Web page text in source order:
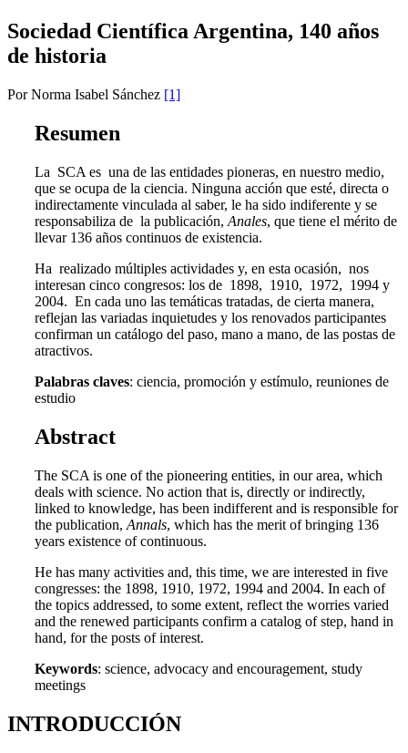
Sociedad Científica Argentina, 140 años
de historia
Por Norma Isabel Sánchez [1]
Resumen
La SCA es una de las entidades pioneras, en nuestro medio,
que se ocupa de la ciencia. Ninguna acción que esté, directa o
indirectamente vinculada al saber, le ha sido indiferente y se
responsabiliza de la publicación, Anales, que tiene el mérito de
llevar 136 años continuos de existencia.
Ha realizado múltiples actividades y, en esta ocasión, nos
interesan cinco congresos: los de 1898, 1910, 1972, 1994 y
2004. En cada uno las temáticas tratadas, de cierta manera,
reflejan las variadas inquietudes y los renovados participantes
confirman un catálogo del paso, mano a mano, de las postas de
atractivos.
Palabras claves: ciencia, promoción y estímulo, reuniones de
estudio
Abstract
The SCA is one of the pioneering entities, in our area, which
deals with science. No action that is, directly or indirectly,
linked to knowledge, has been indifferent and is responsible for
the publication, Annals, which has the merit of bringing 136
years existence of continuous.
He has many activities and, this time, we are interested in five
congresses: the 1898, 1910, 1972, 1994 and 2004. In each of
the topics addressed, to some extent, reflect the worries varied
and the renewed participants confirm a catalog of step, hand in
hand, for the posts of interest.
Keywords: science, advocacy and encouragement, study
meetings
INTRODUCCIÓN